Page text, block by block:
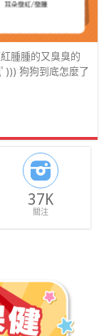
腫腫的又臭臭的
))) 狗狗到底怎麼了
37K
關注